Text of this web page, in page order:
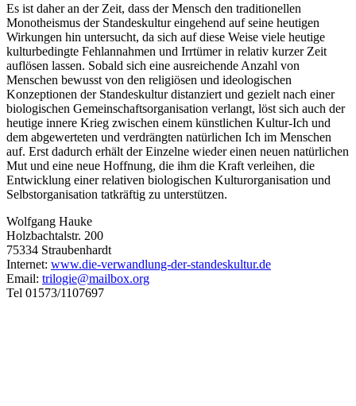
Es ist daher an der Zeit, dass der Mensch den traditionellen
Monotheismus der Standeskultur eingehend auf seine heutigen
Wirkungen hin untersucht, da sich auf diese Weise viele heutige
kulturbedingte Fehlannahmen und Irrtümer in relativ kurzer Zeit
auflösen lassen. Sobald sich eine ausreichende Anzahl von
Menschen bewusst von den religiösen und ideologischen
Konzeptionen der Standeskultur distanziert und gezielt nach einer
biologischen Gemeinschaftsorganisation verlangt, löst sich auch der
heutige innere Krieg zwischen einem künstlichen Kultur-Ich und
dem abgewerteten und verdrängten natürlichen Ich im Menschen
auf. Erst dadurch erhält der Einzelne wieder einen neuen natürlichen
Mut und eine neue Hoffnung, die ihm die Kraft verleihen, die
Entwicklung einer relativen biologischen Kulturorganisation und
Selbstorganisation tatkräftig zu unterstützen.
Wolfgang Hauke
Holzbachtalstr. 200
75334 Straubenhardt
Internet: www.die-verwandlung-der-standeskultur.de
Email: trilogie@mailbox.org
Tel 01573/1107697